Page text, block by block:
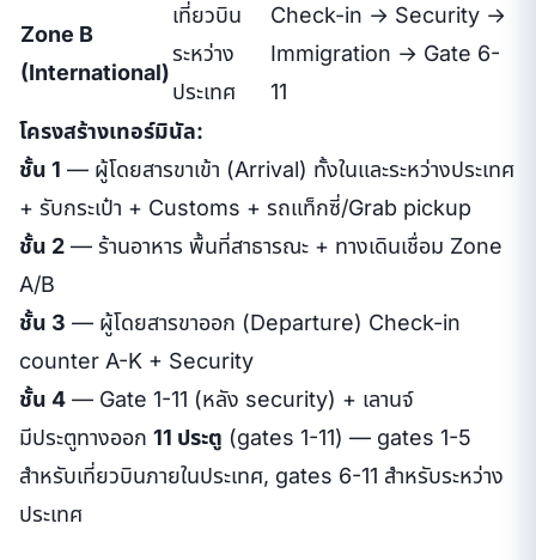
Zone B
(International)
เที่ยวบิน
ระหว่าง
ประเทศ
Check-in → Security →
Immigration → Gate 6-
11
โครงสร้างเทอร์มินัล:
ชั้น 1 — ผู้โดยสารขาเข้า (Arrival) ทั้งในและระหว่างประเทศ
+ รับกระเป๋า + Customs + รถแท็กซี่/Grab pickup
ชั้น 2 — ร้านอาหาร พื้นที่สาธารณะ + ทางเดินเชื่อม Zone
A/B
ชั้น 3 — ผู้โดยสารขาออก (Departure) Check-in
counter A-K + Security
ชั้น 4 — Gate 1-11 (หลัง security) + เลานจ์
มีประตูทางออก 11 ประตู (gates 1-11) — gates 1-5
สำหรับเที่ยวบินภายในประเทศ, gates 6-11 สำหรับระหว่าง
ประเทศ